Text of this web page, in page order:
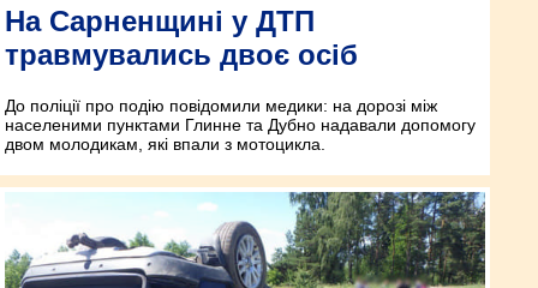
На Сарненщині у ДТП
травмувались двоє осіб
До поліції про подію повідомили медики: на дорозі між
населеними пунктами Глинне та Дубно надавали допомогу
двом молодикам, які впали з мотоцикла.